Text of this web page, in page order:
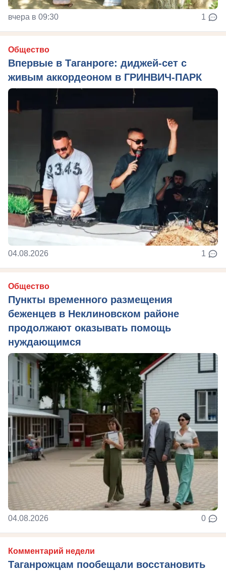
вчера в 09:30 1
Общество
Впервые в Таганроге: диджей-сет с
живым аккордеоном в ГРИНВИЧ-ПАРК
04.08.2026 1
Общество
Пункты временного размещения
беженцев в Неклиновском районе
продолжают оказывать помощь
нуждающимся
04.08.2026 0
Комментарий недели
Таганрожцам пообещали восстановить